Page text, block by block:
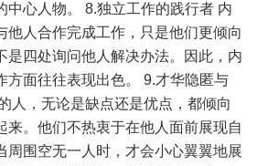
心人物。
8.独立工作的践行者内
他人合作完成工作，只是他们更倾向
是四处询问他人解决办法。因此，内
面往往表现出色。
9.才华隐匿与
人，无论是缺点还是优点，都倾向
来。他们不热衷于在他人面前展现自
周围空无一人时，才会小心翼翼地展